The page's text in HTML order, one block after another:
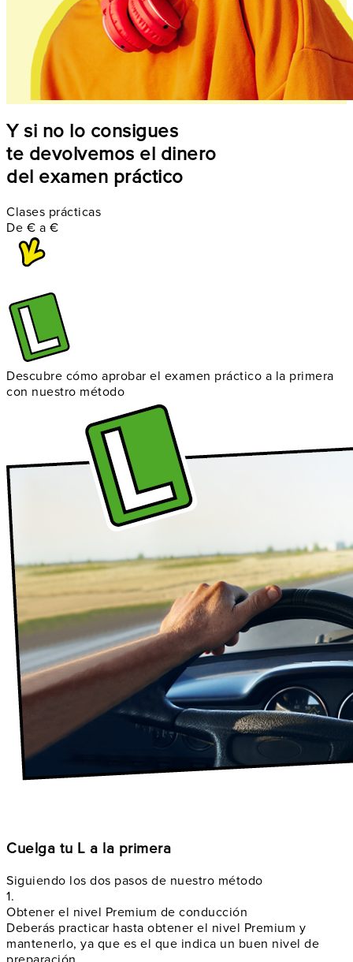
Y si no lo consigues
te devolvemos el dinero
del examen práctico
Clases prácticas
De € a €
Descubre cómo aprobar el examen práctico a la primera
con nuestro método
Cuelga tu L a la primera
Siguiendo los dos pasos de nuestro método
1.
Obtener el nivel Premium de conducción
Deberás practicar hasta obtener el nivel Premium y
mantenerlo, ya que es el que indica un buen nivel de